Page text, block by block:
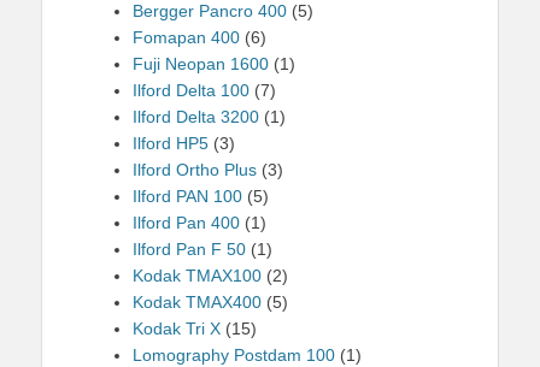
Bergger Pancro 400 (5)
Fomapan 400 (6)
Fuji Neopan 1600 (1)
Ilford Delta 100 (7)
Ilford Delta 3200 (1)
Ilford HP5 (3)
Ilford Ortho Plus (3)
Ilford PAN 100 (5)
Ilford Pan 400 (1)
Ilford Pan F 50 (1)
Kodak TMAX100 (2)
Kodak TMAX400 (5)
Kodak Tri X (15)
Lomography Postdam 100 (1)